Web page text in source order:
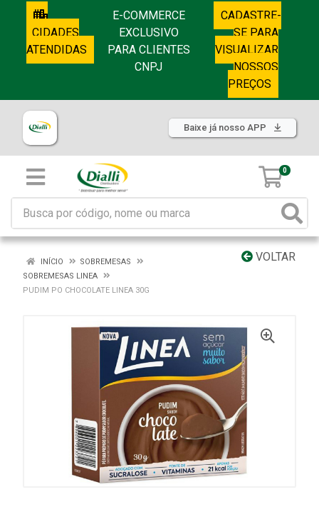
CIDADES
ATENDIDAS
E-COMMERCE
EXCLUSIVO
PARA CLIENTES
CNPJ
CADASTRE-
SE PARA
VISUALIZAR
NOSSOS
PREÇOS
Baixe já nosso APP
0
VOLTAR
INÍCIO
SOBREMESAS
SOBREMESAS LINEA
PUDIM PO CHOCOLATE LINEA 30G